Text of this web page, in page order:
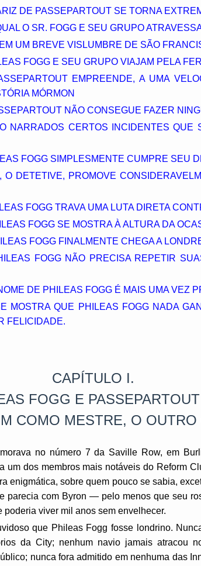
DE PASSEPARTOUT SE TORNA
O SR. FOGG E SEU GRUPO
UM BREVE VISLUMBRE DE SÃO
FOGG E SEU GRUPO VIAJAM PELA
EMPREENDE, A UMA
MÓRMON
NÃO CONSEGUE FAZER
NARRADOS CERTOS INCIDENTES QUE
FOGG SIMPLESMENTE CUMPRE SEU
O DETETIVE, PROMOVE
FOGG TRAVA UMA LUTA DIRETA
FOGG SE MOSTRA À ALTURA DA
FOGG FINALMENTE CHEGA A
FOGG NÃO PRECISA REPETIR
DE PHILEAS FOGG É MAIS UMA VEZ
MOSTRA QUE PHILEAS FOGG NADA
FELICIDADE.
CAPÍTULO I.
FOGG E
COMO MESTRE, O
no número 7 da Saville Row, em
um dos membros mais notáveis ​​do Reform
enigmática, sobre quem pouco se sabia,
parecia com Byron — pelo menos que seu
viver mil anos sem envelhecer.
que Phileas Fogg fosse londrino.
da City; nenhum navio jamais atracou
nunca fora admitido em nenhuma das